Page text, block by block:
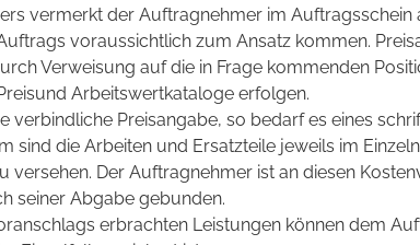
vermerkt der Auftragnehmer im Auftragsschein
voraussichtlich zum Ansatz kommen.
Verweisung auf die in Frage kommenden
Arbeitswertkataloge erfolgen.
verbindliche Preisangabe, so bedarf es eines
sind die Arbeiten und Ersatzteile jeweils im
versehen. Der Auftragnehmer ist an diesen
seiner Abgabe gebunden.
erbrachten Leistungen können dem